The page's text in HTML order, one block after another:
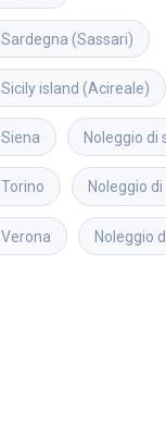
Sardegna (Sassari)
Sicily island (Acireale)
Siena Noleggio di
Torino Noleggio
Verona Noleggio